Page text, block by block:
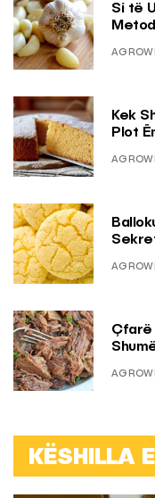
Si të
Kek
Plot
Çfarë
KËSHILLA